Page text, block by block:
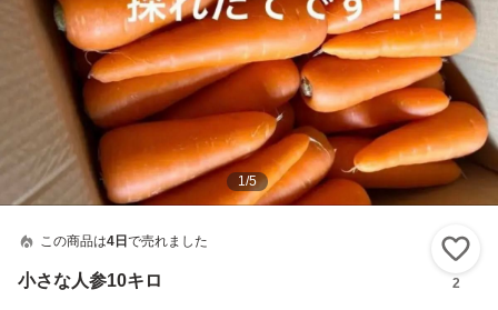
1/5
この商品は4日 で売れました
小さな人参10キロ 2